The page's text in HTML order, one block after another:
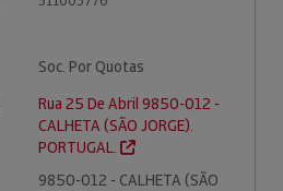
Soc. Por Quotas
Rua 25 De Abril 9850-012 -
CALHETA (SÃO JORGE).
PORTUGAL.
9850-012 - CALHETA (SÃO